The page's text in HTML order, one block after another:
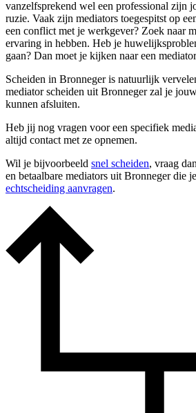
vanzelfsprekend wel een professional zijn
ruzie. Vaak zijn mediators toegespitst op
een conflict met je werkgever? Zoek naar
ervaring in hebben. Heb je
gaan? Dan moet je kijken naar een
Scheiden in Bronneger is natuurlijk
mediator scheiden uit Bronneger zal je
kunnen afsluiten.
Heb jij nog vragen voor een specifiek
altijd contact met ze opnemen.
Wil je bijvoorbeeld snel scheiden, vraag
en betaalbare mediators uit Bronneger die
echtscheiding aanvragen.